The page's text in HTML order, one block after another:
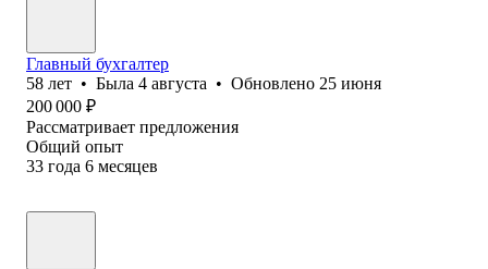
Главный бухгалтер
58 лет • Была 4 августа • Обновлено 25 июня
200 000 ₽
Рассматривает предложения
Общий опыт
33 года 6 месяцев